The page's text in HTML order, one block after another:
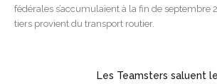
fédérales s’accumulaient à la fin de septembre
tiers provient du transport routier.
Les Teamsters saluent